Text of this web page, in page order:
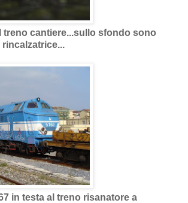
treno cantiere...sullo sfondo sono
in testa al treno risanatore a